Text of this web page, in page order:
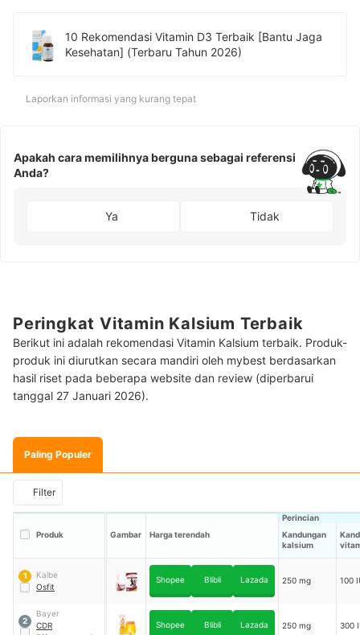
10 Rekomendasi Vitamin D3 Terbaik [Bantu Jaga
Kesehatan] (Terbaru Tahun 2026)
Laporkan informasi yang kurang tepat
Apakah cara memilihnya berguna sebagai referensi
Anda?
Ya Tidak
Peringkat Vitamin Kalsium Terbaik
Berikut ini adalah rekomendasi Vitamin Kalsium terbaik. Produk-
produk ini diurutkan secara mandiri oleh mybest berdasarkan
hasil riset pada beberapa website dan review (diperbarui
tanggal 27 Januari 2026).
Paling Populer
Filter
Produk Gambar Harga terendah
Perincian
Kandungan
kalsium
1
Kalbe
Osfit
Shopee Blibli Lazada 250 mg 100
2
Bayer
CDR
Shopee Blibli Lazada 250 mg 300